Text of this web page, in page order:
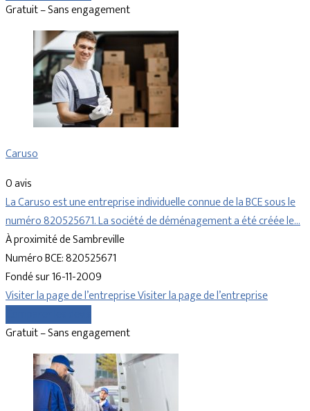
Gratuit – Sans engagement
Caruso
0 avis
La Caruso est une entreprise individuelle connue de la BCE sous le
numéro 820525671. La société de déménagement a été créée le…
À proximité de Sambreville
Numéro BCE: 820525671
Fondé sur 16-11-2009
Visiter la page de l’entrepriseVisiter la page de l’entreprise
Gratuit – Sans engagement